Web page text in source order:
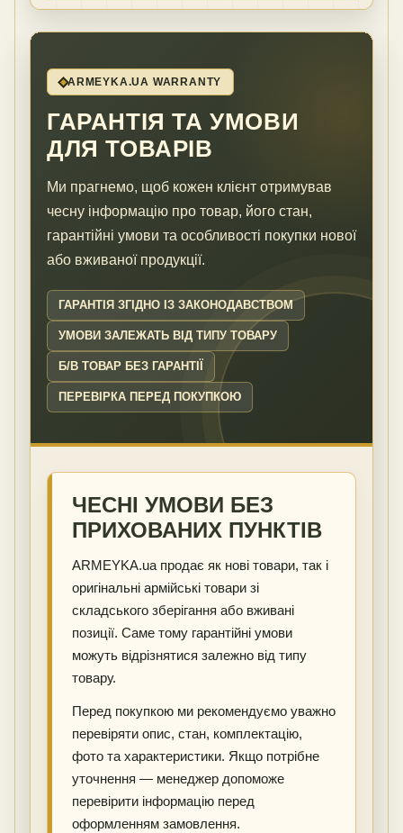
ARMEYKA.UA WARRANTY
ГАРАНТІЯ ТА УМОВИ
ДЛЯ ТОВАРІВ
Ми прагнемо, щоб кожен клієнт отримував
чесну інформацію про товар, його стан,
гарантійні умови та особливості покупки нової
або вживаної продукції.
ГАРАНТІЯ ЗГІДНО ІЗ ЗАКОНОДАВСТВОМ
УМОВИ ЗАЛЕЖАТЬ ВІД ТИПУ ТОВАРУ
Б/В ТОВАР БЕЗ ГАРАНТІЇ
ПЕРЕВІРКА ПЕРЕД ПОКУПКОЮ
ЧЕСНІ УМОВИ БЕЗ
ПРИХОВАНИХ ПУНКТІВ
ARMEYKA.ua продає як нові товари, так і
оригінальні армійські товари зі
складського зберігання або вживані
позиції. Саме тому гарантійні умови
можуть відрізнятися залежно від типу
товару.
Перед покупкою ми рекомендуємо уважно
перевіряти опис, стан, комплектацію,
фото та характеристики. Якщо потрібне
уточнення — менеджер допоможе
перевірити інформацію перед
оформленням замовлення.